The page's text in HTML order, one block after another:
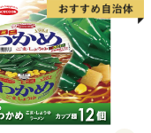
ラ 鰤 ブリ たら 時短